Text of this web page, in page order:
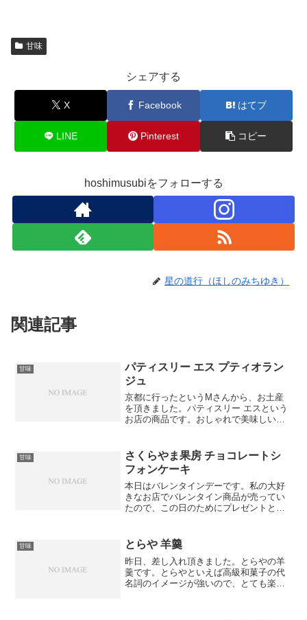
甘味
シェアする
X Facebook はてブ
LINE Pinterest コピー
hoshimusubiをフォローする
星の道行（ほしのみちゆき）
関連記事
甘味
パティスリー エス プティオラン
ジュ
京都に行ったというMさんから、お土産
を頂きました。パティスリー エスという
お店の商品です。おしゃれで美味しいお
味だけど、ナッツがアクセントになって
いるようです。京都は美味...
甘味
さくらやま果房 チョコレートシ
フォンケーキ
本日はバレンタインデーです。私の大好
きなお店でバレンタイン商品が売ってい
たので、この日のためにプレゼントとし
でした。ふわふわ。さすがシフォンケー
キ。全然甘くないので、甘...
甘味 とらや 羊羹
昨日、差し入れ頂きました。とらやの羊
羹です。とらやといえば高級和菓子の代
名詞のイメージが強いので、とても楽し